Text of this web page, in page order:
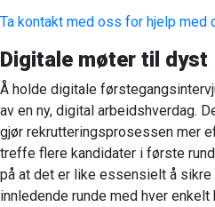
Ta kontakt med oss for hjelp med
Digitale møter til dyst
Å holde digitale
av en ny, digital arbeidshverdag.
gjør rekrutteringsprosessen mer
treffe flere kandidater i første
på at det er like essensielt å
innledende runde med hver